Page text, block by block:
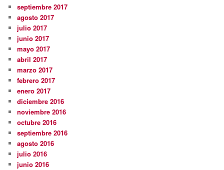
septiembre 2017
agosto 2017
julio 2017
junio 2017
mayo 2017
abril 2017
marzo 2017
febrero 2017
enero 2017
diciembre 2016
noviembre 2016
octubre 2016
septiembre 2016
agosto 2016
julio 2016
junio 2016